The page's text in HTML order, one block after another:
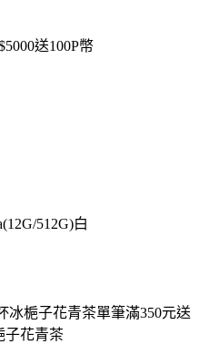
送100P幣
512G)白
冰梔子花青茶單筆滿350元送
子花青茶